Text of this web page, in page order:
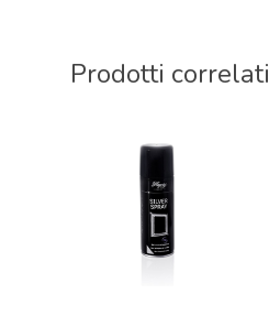
Prodotti correlati